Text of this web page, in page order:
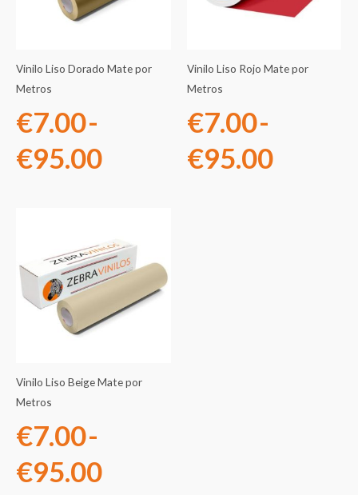
Vinilo Liso Dorado Mate por
Metros
€7.00-
€95.00
desde
Vinilo Liso Rojo Mate por
Metros
€7.00-
€95.00
desde
Vinilo Liso Beige Mate por
Metros
€7.00-
€95.00
de
precios:
desde